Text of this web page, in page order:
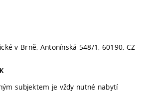
v Brně, Antonínská 548/1, 60190, CZ
subjektem je vždy nutné nabytí